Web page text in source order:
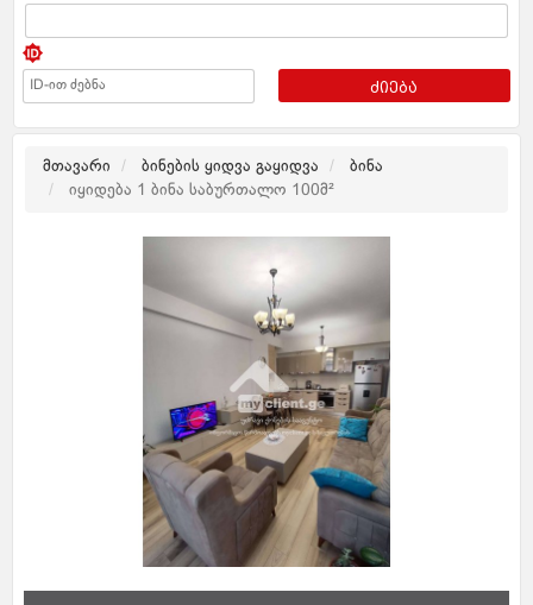
ძიება
მთავარი ბინების ყიდვა გაყიდვა
ბინა
იყიდება 1 ბინა საბურთალო 100მ²